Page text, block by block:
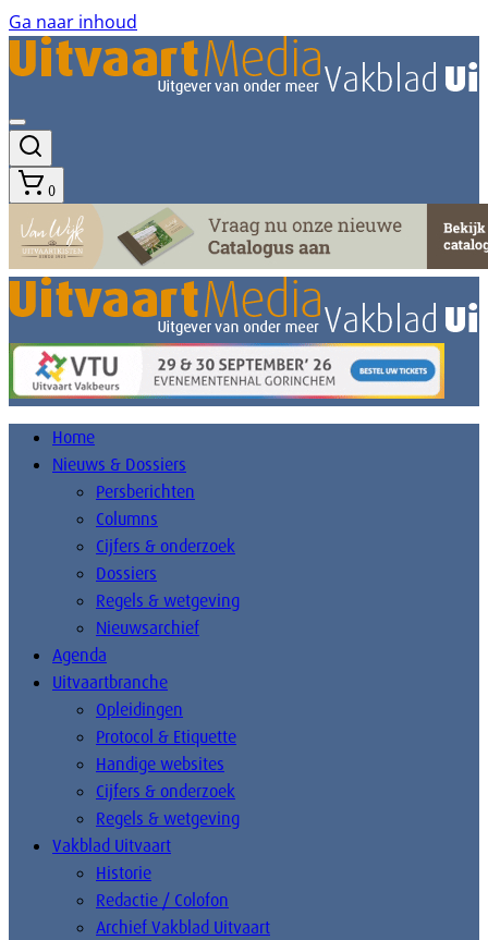
Ga naar inhoud
0
Home
Nieuws & Dossiers
Persberichten
Columns
Cijfers & onderzoek
Dossiers
Regels & wetgeving
Nieuwsarchief
Agenda
Uitvaartbranche
Opleidingen
Protocol & Etiquette
Handige websites
Cijfers & onderzoek
Regels & wetgeving
Vakblad Uitvaart
Historie
Redactie / Colofon
Archief Vakblad Uitvaart